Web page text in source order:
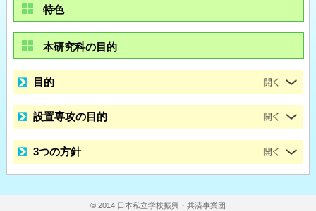
特色
本研究科の目的
目的
設置専攻の目的
3つの方針
© 2014 日本私立学校振興・共済事業団